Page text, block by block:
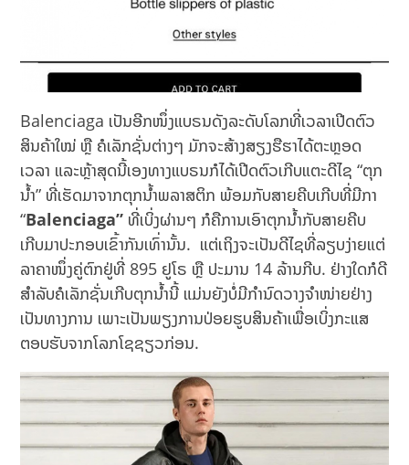
Balenciaga ເປັນອີກໜຶ່ງແບຣນດັງລະດັບໂລກທີ່ເວລາເປີດຕົວ
ສິນຄ້າໃໝ່ ຫຼື ຄໍເລັກຊັ່ນຕ່າງໆ ມັກຈະສ້າງສຽງຮືຮາໄດ້ຕະຫຼອດ
ເວລາ ແລະຫຼ້າສຸດນີ້ເອງທາງແບຣນກໍໄດ້ເປີດຕົວເກີບແຕະດີໄຊ “ຕຸກ
ນ້ຳ” ທີ່ເຮັດມາຈາກຕຸກນ້ຳພລາສຕິກ ພ້ອມກັບສາຍຄີບເກີບທີ່ມີກາ
“Balenciaga” ທີ່ເບິ່ງຜ່ານໆ ກໍຄືການເອົາຕຸກນ້ຳກັບສາຍຄີບ
ເກີບມາປະກອບເຂົ້າກັນເທົ່ານັ້ນ. ແຕ່ເຖິງຈະເປັນດີໄຊທີ່ລຽບງ່າຍແຕ່
ລາຄາໜຶ່ງຄູ່ຕົກຢູ່ທີ່ 895 ຢູໂຣ ຫຼື ປະມານ 14 ລ້ານກີບ. ຢ່າງໃດກໍດີ
ສຳລັບຄໍເລັກຊັ່ນເກີບຕຸກນ້ຳນີ້ ແມ່ນຍັງບໍ່ມີກໍານົດວາງຈໍາໜ່າຍຢ່າງ
ເປັນທາງການ ເພາະເປັນພຽງການປ່ອຍຮູບສິນຄ້າເພື່ອເບິ່ງກະແສ
ຕອບຮັບຈາກໂລກໂຊຊຽວກ່ອນ.